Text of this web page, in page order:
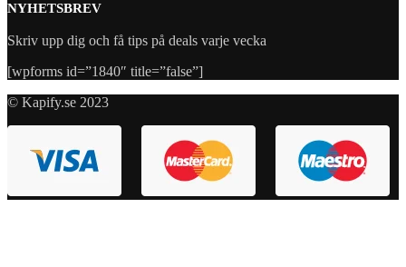
NYHETSBREV
Skriv upp dig och få tips på deals varje vecka
[wpforms id=”1840″ title=”false”]
© Kapify.se 2023